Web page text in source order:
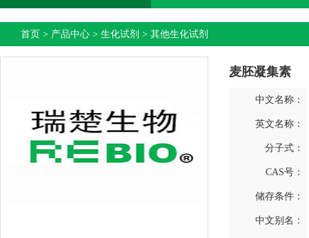
首页 > 产品中心 > 生化试剂 > 其他生化试剂
麦胚凝集素
中文名称：
英文名称：
分子式：
CAS号：
储存条件：
中文别名：